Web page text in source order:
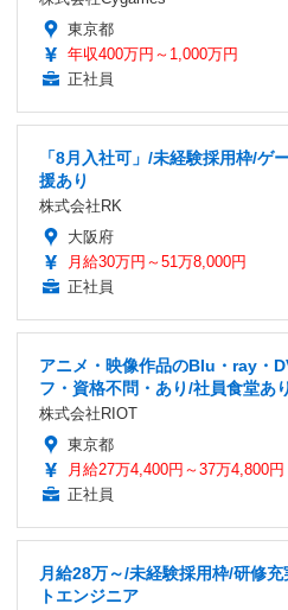
東京都
年収400万円～1,000万円
正社員
「8月入社可」/未経験採用枠/ゲ
援あり
株式会社RK
大阪府
月給30万円～51万8,000円
正社員
アニメ・映像作品のBlu・ray・
フ・資格不問・あり/社員食堂あ
株式会社RIOT
東京都
月給27万4,400円～37万4,800円
正社員
月給28万～/未経験採用枠/研修
トエンジニア